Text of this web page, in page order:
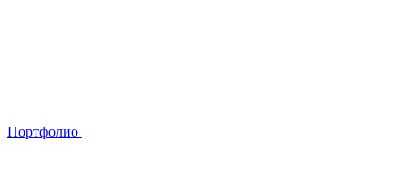
Портфолио